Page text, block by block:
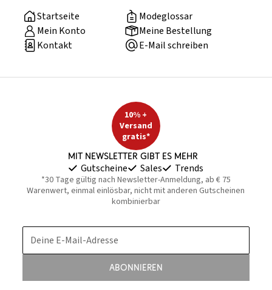
Startseite
Modeglossar
Mein Konto
Meine Bestellung
Kontakt
E-Mail schreiben
10% +
Versand
gratis*
Mit Newsletter gibt es mehr
Gutscheine Sales Trends
*30 Tage gültig nach Newsletter-Anmeldung, ab € 75
Warenwert, einmal einlösbar, nicht mit anderen Gutscheinen
kombinierbar
Deine E-Mail-Adresse
Abonnieren